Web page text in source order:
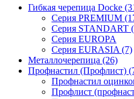
Гибкая черепица Docke
Серия PREMIUM
Серия STANDART
Серия EUROPA
Серия EURASIA (7)
Металлочерепица (26)
Профнастил (Профлист)
Профнастил
Профлист